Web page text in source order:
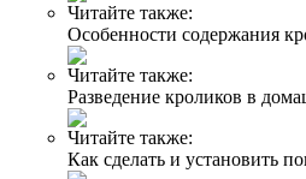
Читайте также:
Особенности содержания
Читайте также:
Разведение кроликов в
Читайте также:
Как сделать и установить